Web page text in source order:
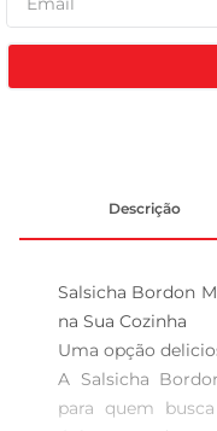
Descrição
Salsicha Bordon
na Sua Cozinha
Uma opção
A Salsicha
para quem